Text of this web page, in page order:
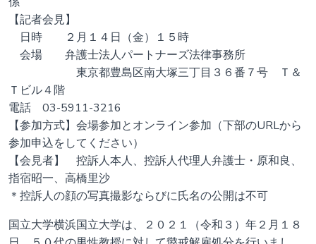
【記者会見】
日時 ２月１４日（金）１５時
会場 弁護士法人パートナーズ法律事務所
東京都豊島区南大塚三丁目３６番７号 Ｔ＆
Ｔビル４階
電話 03-5911-3216
【参加方式】会場参加とオンライン参加（下部のURLから
参加申込をしてください）
【会見者】 控訴人本人、控訴人代理人弁護士・原和良、
指宿昭一、高橋里沙
＊控訴人の顔の写真撮影ならびに氏名の公開は不可
国立大学横浜国立大学は、２０２１（令和３）年２月１８